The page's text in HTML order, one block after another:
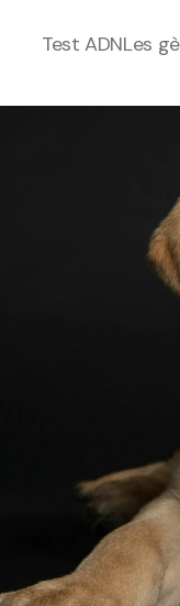
Test ADNLes